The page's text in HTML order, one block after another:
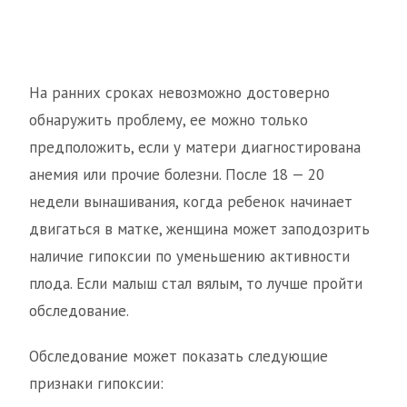
На ранних сроках невозможно достоверно
обнаружить проблему, ее можно только
предположить, если у матери диагностирована
анемия или прочие болезни. После 18 — 20
недели вынашивания, когда ребенок начинает
двигаться в матке, женщина может заподозрить
наличие гипоксии по уменьшению активности
плода. Если малыш стал вялым, то лучше пройти
обследование.
Обследование может показать следующие
признаки гипоксии: